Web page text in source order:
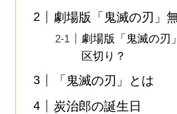
劇場版「鬼滅の刃」
劇場版「鬼滅の刃
区切り？
「鬼滅の刃」とは
炭治郎の誕生日